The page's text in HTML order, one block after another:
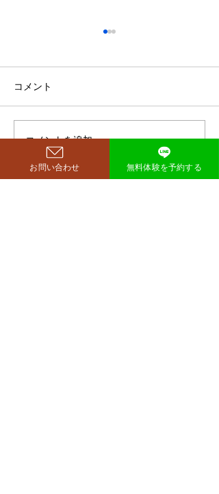
空気階段・鈴木もぐらさん
重123キロから85キロへ、マ
イナス38キロのダイエットに
成功したと話題になっていま
す。 その劇的な変化にオード
コメント
コメントを追加…
お問い合わせ 無料体験を予約する